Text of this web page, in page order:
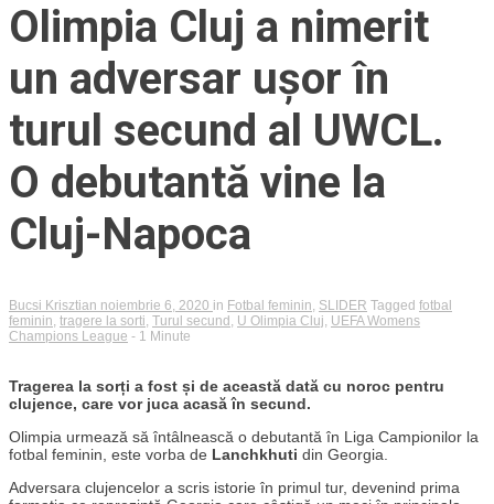
Olimpia Cluj a nimerit
un adversar ușor în
turul secund al UWCL.
O debutantă vine la
Cluj-Napoca
Bucsi Krisztian noiembrie 6, 2020 in Fotbal feminin SLIDER Tagged fotbal
feminin tragere la sorti Turul secund U Olimpia Cluj UEFA Womens
Champions League - 1 Minute
Tragerea la sorți a fost și de această dată cu noroc pentru
clujence, care vor juca acasă în secund.
Olimpia urmează să întâlnească o debutantă în Liga Campionilor la
fotbal feminin, este vorba de Lanchkhuti din Georgia.
Adversara clujencelor a scris istorie în primul tur, devenind prima